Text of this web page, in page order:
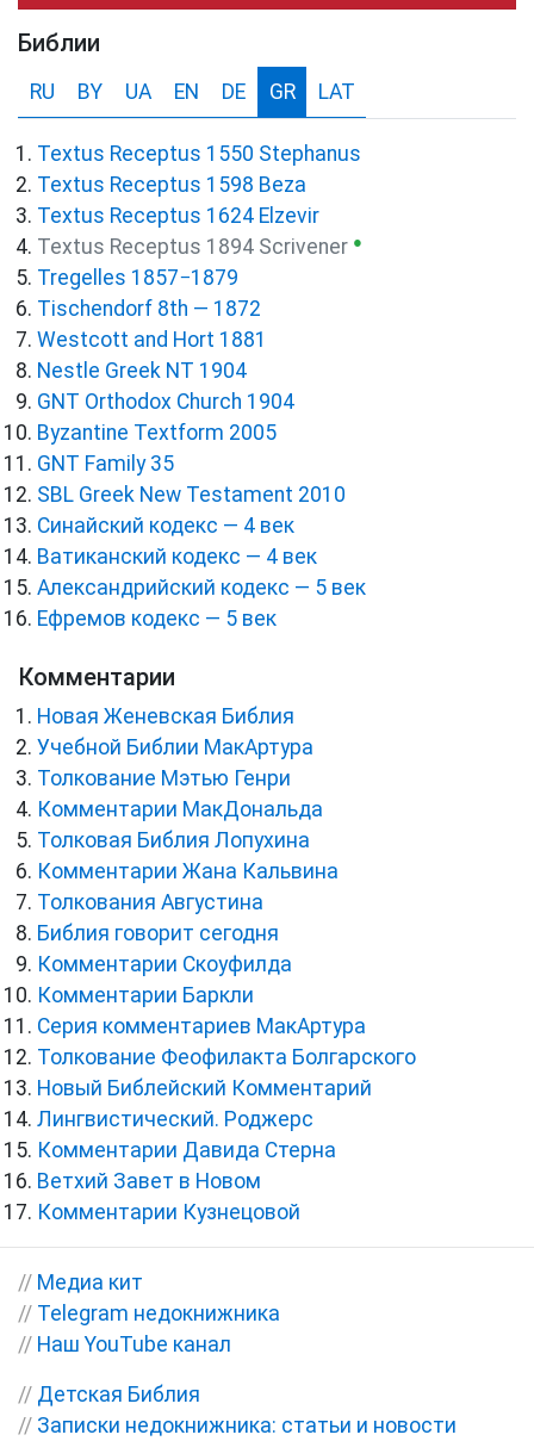
Библии
RU BY UA EN DE GR LAT
Textus Receptus 1550 Stephanus
Textus Receptus 1598 Beza
Textus Receptus 1624 Elzevir
Textus Receptus 1894 Scrivener ●
Tregelles 1857−1879
Tischendorf 8th — 1872
Westcott and Hort 1881
Nestle Greek NT 1904
GNT Orthodox Church 1904
Byzantine Textform 2005
GNT Family 35
SBL Greek New Testament 2010
Синайский кодекс — 4 век
Ватиканский кодекс — 4 век
Александрийский кодекс — 5 век
Ефремов кодекс — 5 век
Комментарии
Новая Женевская Библия
Учебной Библии МакАртура
Толкование Мэтью Генри
Комментарии МакДональда
Толковая Библия Лопухина
Комментарии Жана Кальвина
Толкования Августина
Библия говорит сегодня
Комментарии Скоуфилда
Комментарии Баркли
Серия комментариев МакАртура
Толкование Феофилакта Болгарского
Новый Библейский Комментарий
Лингвистический. Роджерс
Комментарии Давида Стерна
Ветхий Завет в Новом
Комментарии Кузнецовой
// Медиа кит
// Telegram недокнижника
// Наш YouTube канал
// Детская Библия
// Записки недокнижника: статьи и новости